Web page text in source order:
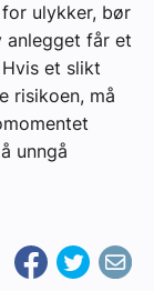
ulykker, bør
anlegget får et
et slikt
risikoen, må
unngå